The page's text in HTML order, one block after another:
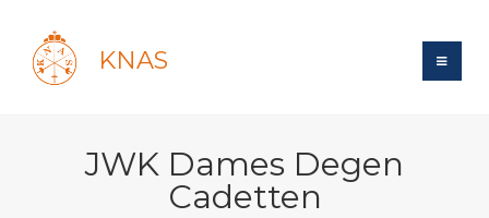
KNAS
JWK Dames Degen
Cadetten